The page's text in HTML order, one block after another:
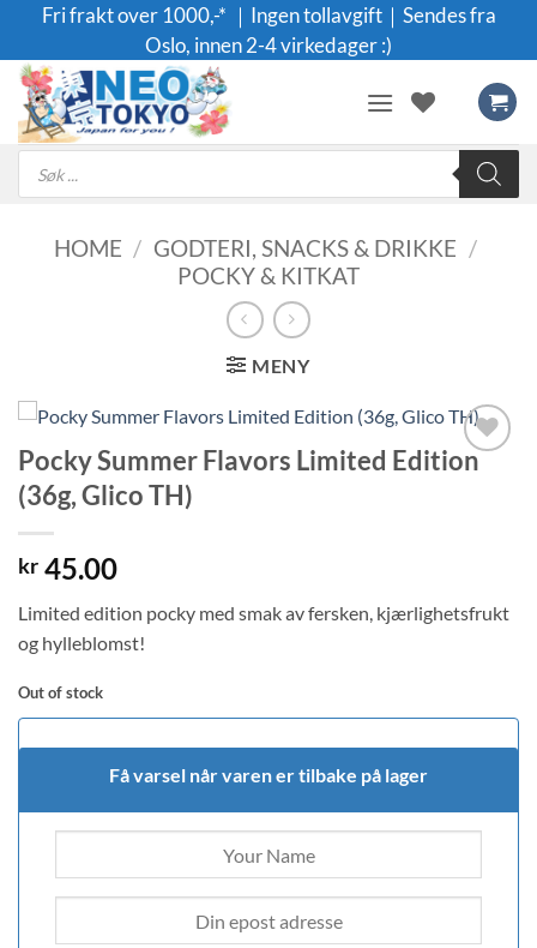
content
Fri frakt over 1000,-* ｜Ingen tollavgift｜Sendes fra
Oslo, innen 2-4 virkedager :)
Products
search
HOME / GODTERI, SNACKS & DRIKKE /
POCKY & KITKAT
MENY
Legg til i
Pocky Summer Flavors Limited Edition
(36g, Glico TH)
kr 45.00
Limited edition pocky med smak av fersken, kjærlighetsfrukt
og hylleblomst!
Out of stock
Få varsel når varen er tilbake på lager